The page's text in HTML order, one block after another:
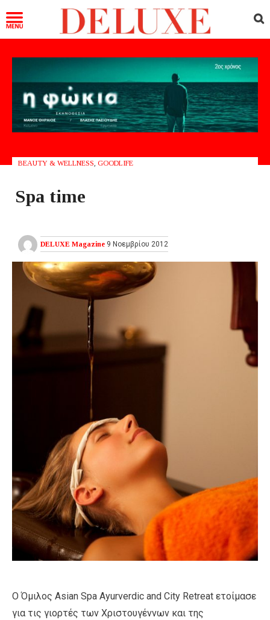
BEAUTY & WELLNESS GOODLIFE
Spa time
DELUXE Magazine 9 Νοεμβρίου 2012
O Όμιλος Αsian Spa Ayurverdic and City Retreat ετοίμασε
για τις γιορτές των Χριστουγέννων και της